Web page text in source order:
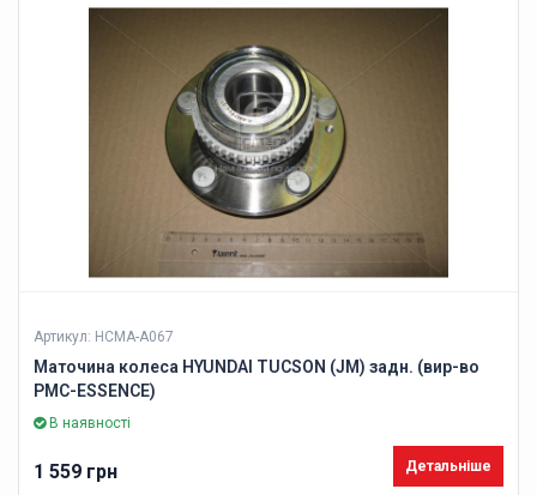
Артикул: HCMA-A067
Маточина колеса HYUNDAI TUCSON (JM) задн. (вир-во
PMC-ESSENCE)
В наявності
1 559 грн Детальніше